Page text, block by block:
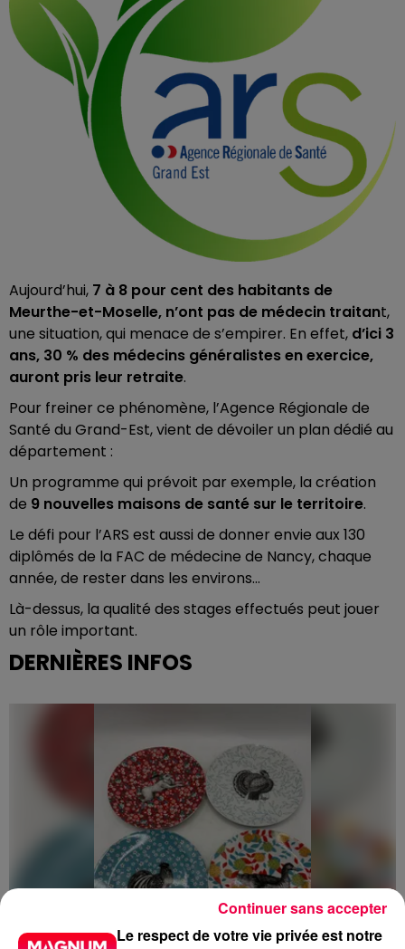
Aujourd’hui, 7 à 8 pour cent des habitants de
Meurthe-et-Moselle, n’ont pas de médecin traitant,
une situation, qui menace de s’empirer. En effet, d’ici 3
ans, 30 % des médecins généralistes en exercice,
auront pris leur retraite.
Pour freiner ce phénomène, l’Agence Régionale de
Santé du Grand-Est, vient de dévoiler un plan dédié au
département :
Un programme qui prévoit par exemple, la création
de 9 nouvelles maisons de santé sur le territoire.
Le défi pour l’ARS est aussi de donner envie aux 130
diplômés de la FAC de médecine de Nancy, chaque
année, de rester dans les environs…
Là-dessus, la qualité des stages effectués peut jouer
un rôle important.
DERNIÈRES INFOS
Le respect de votre vie privée est notre
Continuer sans accepter